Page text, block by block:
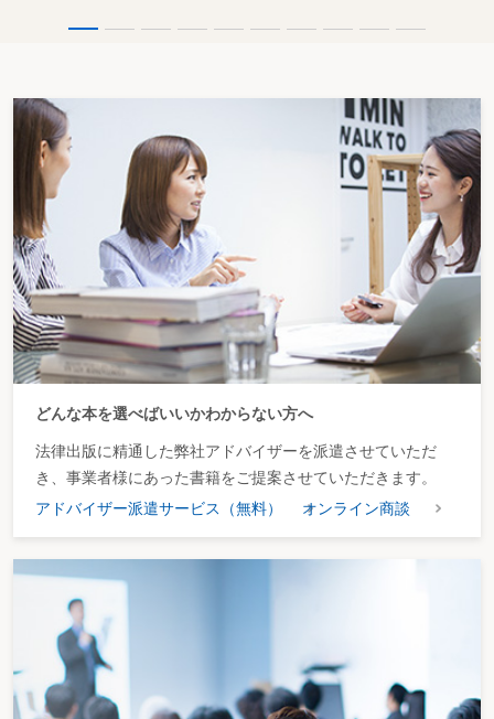
どんな本を選べばいいかわからない方へ
法律出版に精通した弊社アドバイザーを派遣させていただ
き、事業者様にあった書籍をご提案させていただきます。
アドバイザー派遣サービス（無料）
オンライン商談